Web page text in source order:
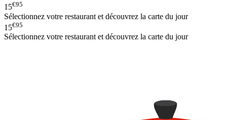
15€95
Sélectionnez votre restaurant et découvrez la carte du jour
15€95
Sélectionnez votre restaurant et découvrez la carte du jour